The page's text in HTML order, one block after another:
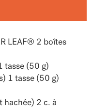
LEAF® 2 boîtes
tasse (50 g)
1 tasse (50 g)
hachée) 2 c. à